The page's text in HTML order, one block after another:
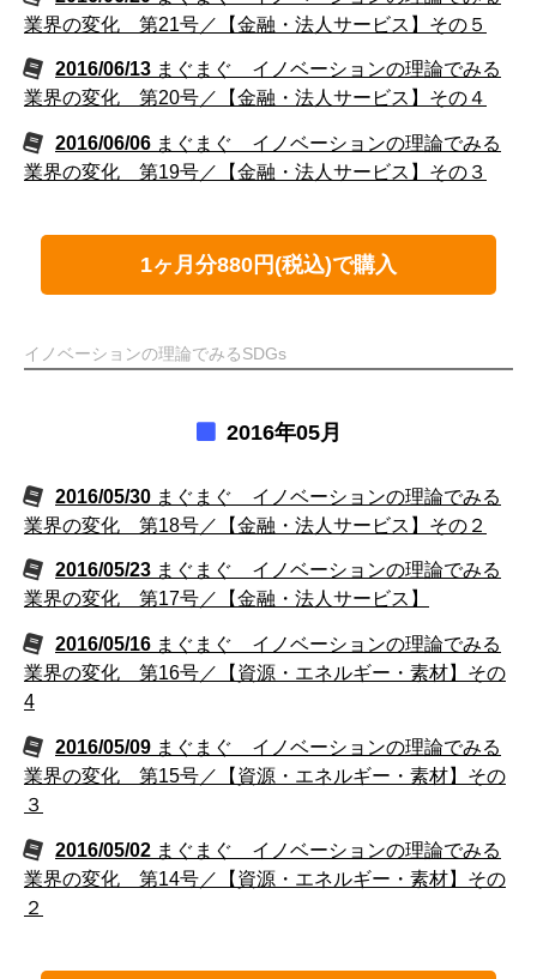
業界の変化 第21号／【金融・法人サービス】その５
2016/06/13 まぐまぐ イノベーションの理論でみる
業界の変化 第20号／【金融・法人サービス】その４
2016/06/06 まぐまぐ イノベーションの理論でみる
業界の変化 第19号／【金融・法人サービス】その３
1ヶ月分880円(税込)で購入
イノベーションの理論でみるSDGs
2016年05月
2016/05/30 まぐまぐ イノベーションの理論でみる
業界の変化 第18号／【金融・法人サービス】その２
2016/05/23 まぐまぐ イノベーションの理論でみる
業界の変化 第17号／【金融・法人サービス】
2016/05/16 まぐまぐ イノベーションの理論でみる
業界の変化 第16号／【資源・エネルギー・素材】その
4
2016/05/09 まぐまぐ イノベーションの理論でみる
業界の変化 第15号／【資源・エネルギー・素材】その
３
2016/05/02 まぐまぐ イノベーションの理論でみる
業界の変化 第14号／【資源・エネルギー・素材】その
２